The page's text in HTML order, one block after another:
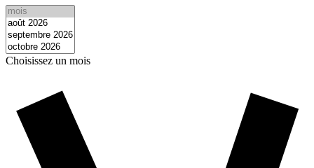
Choisissez un mois